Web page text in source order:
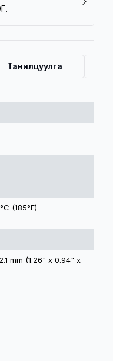
Танилцуулга
(185°F)
mm (1.26" x 0.94" x